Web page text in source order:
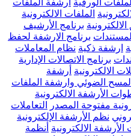
الملفات الالكترونية
الالكترونية برنامج الأرشيف
برنامج الارشفة لحفظ
ارشفة ذكية نظام المعاملات
برنامج الاتصالات الإدارية
الالكترونية أرشفة
المسح الضوئي وارشفة الملفات
الأرشفة الالكترونية
مفتوحة المصدر
التعاملات
نظم الأرشفة الإلكترونية
الالكترونية أنظمة